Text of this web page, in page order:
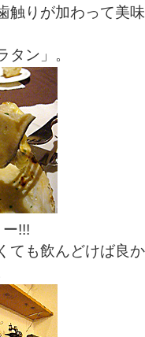
触りが加わって美
ン」。
!!!
ても飲んどけば良